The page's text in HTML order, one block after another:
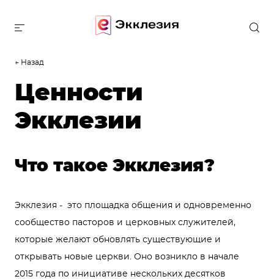
← Назад
Ценности
Экклезии
Что такое Экклезия?
Экклезия - это площадка общения и одновременно
сообщество пасторов и церковных служителей,
которые желают обновлять существующие и
открывать новые церкви. Оно возникло в начале
2015 года по инициативе нескольких десятков